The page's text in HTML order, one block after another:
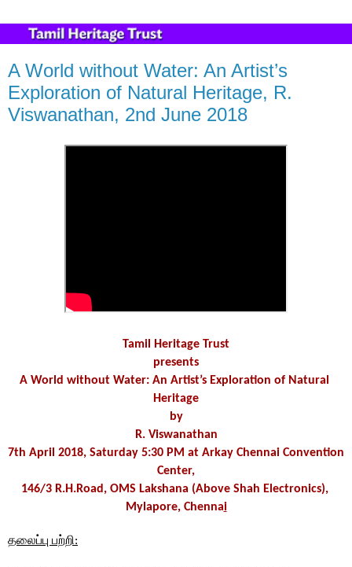
A World without Water: An Artist’s
Exploration of Natural Heritage, R.
Viswanathan, 2nd June 2018
Tamil Heritage Trust
presents
A World without Water: An Artist’s Exploration of Natural
Heritage
by
R. Viswanathan
7th April 2018, Saturday 5:30 PM at Arkay Chennai Convention
Center,
146/3 R.H.Road, OMS Lakshana (Above Shah Electronics),
Mylapore, Chennai
தலைப்பு பற்றி: